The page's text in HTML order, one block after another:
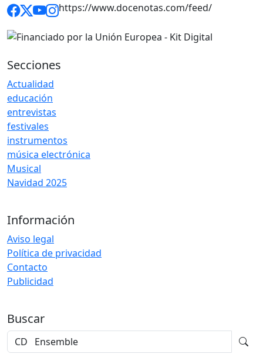
https://www.docenotas.com/feed/
Secciones
Actualidad
educación
entrevistas
festivales
instrumentos
música electrónica
Musical
Navidad 2025
Información
Aviso legal
Política de privacidad
Contacto
Publicidad
Buscar